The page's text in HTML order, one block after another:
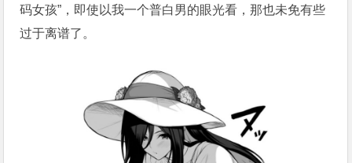
码女孩”，即使以我一个普白男的眼光看，那也未免有些
过于离谱了。